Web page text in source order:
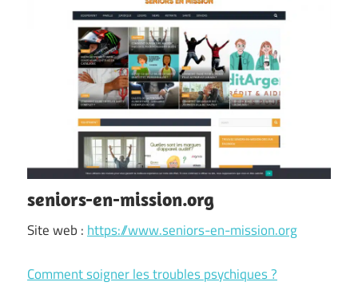
seniors-en-mission.org
Site web : https://www.seniors-en-mission.org
Comment soigner les troubles psychiques ?